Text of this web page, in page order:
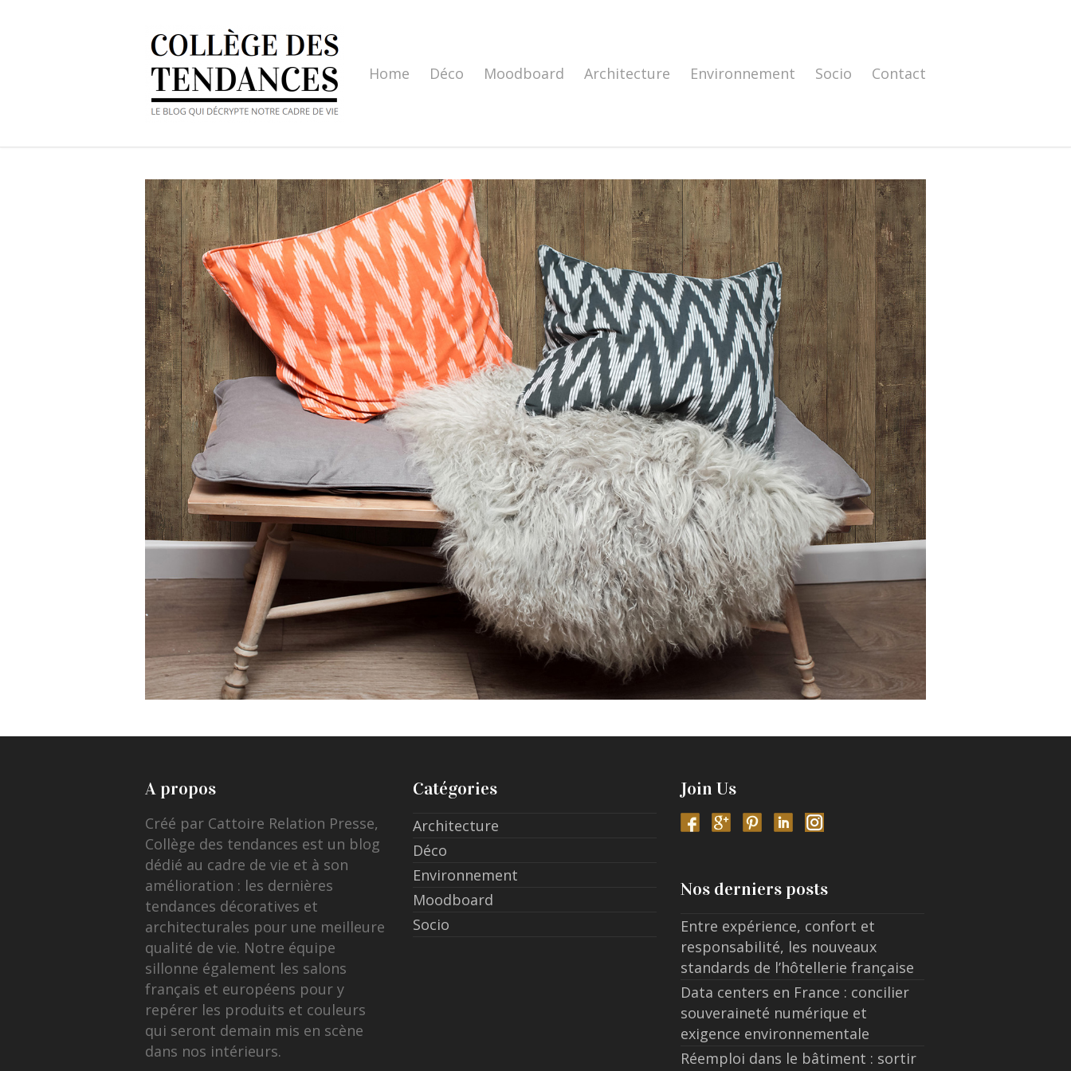
Home Déco Moodboard Architecture Environnement Socio Contact
A propos
Créé par Cattoire Relation Presse,
Collège des tendances est un blog
dédié au cadre de vie et à son
amélioration : les dernières
tendances décoratives et
architecturales pour une meilleure
qualité de vie. Notre équipe
sillonne également les salons
français et européens pour y
repérer les produits et couleurs
qui seront demain mis en scène
dans nos intérieurs.
Catégories
Architecture
Déco
Environnement
Moodboard
Socio
Join Us
Nos derniers posts
Entre expérience, confort et
responsabilité, les nouveaux
standards de l’hôtellerie française
Data centers en France : concilier
souveraineté numérique et
exigence environnementale
Réemploi dans le bâtiment : sortir